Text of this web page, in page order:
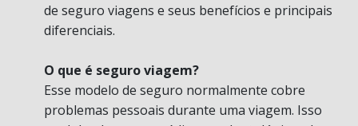
de seguro viagens e seus benefícios e principais
diferenciais.
O que é seguro viagem?
Esse modelo de seguro normalmente cobre
problemas pessoais durante uma viagem. Isso